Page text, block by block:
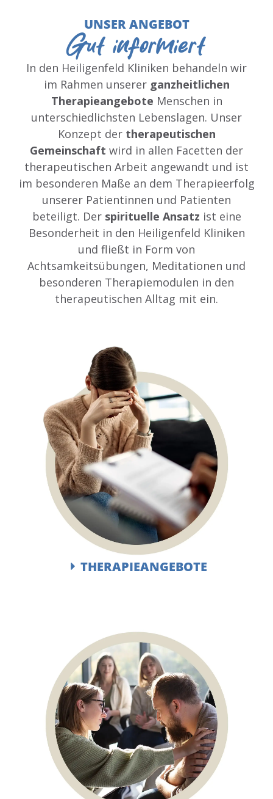
UNSER ANGEBOT
Gut informiert
In den Heiligenfeld Kliniken behandeln wir
im Rahmen unserer ganzheitlichen
Therapieangebote Menschen in
unterschiedlichsten Lebenslagen. Unser
Konzept der therapeutischen
Gemeinschaft wird in allen Facetten der
therapeutischen Arbeit angewandt und ist
im besonderen Maße an dem Therapieerfolg
unserer Patientinnen und Patienten
beteiligt. Der spirituelle Ansatz ist eine
Besonderheit in den Heiligenfeld Kliniken
und fließt in Form von
Achtsamkeitsübungen, Meditationen und
besonderen Therapiemodulen in den
therapeutischen Alltag mit ein.
THERAPIEANGEBOTE